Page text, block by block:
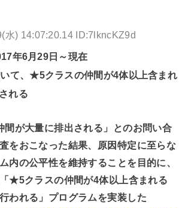
水) 14:07:20.14 ID:7lkncKZ9d
年6月29日～現在
て、★5クラスの仲間が4体以上含まれ
れる
間が大量に排出される」とのお問い合
をおこなった結果、原因特定に至らな
内の公平性を維持することを目的に、
★5クラスの仲間が4体以上含まれる
われる」プログラムを実装した